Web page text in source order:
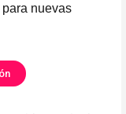
nuevas